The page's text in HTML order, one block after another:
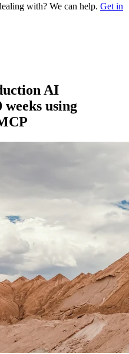
with? We can help. Get in
AI
weeks using